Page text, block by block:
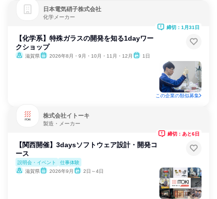
日本電気硝子株式会社
化学メーカー
【化学系】特殊ガラスの開発を知る1dayワー
クショップ
滋賀県 2026年8月・9月・10月・11月・12月 1日
締切：1月31日
この企業の類似募集
株式会社イトーキ
製造・メーカー
【関西開催】3daysソフトウェア設計・開発コ
ース
説明会・イベント
仕事体験
滋賀県
2026年9月 2日～4日
締切：あと6日